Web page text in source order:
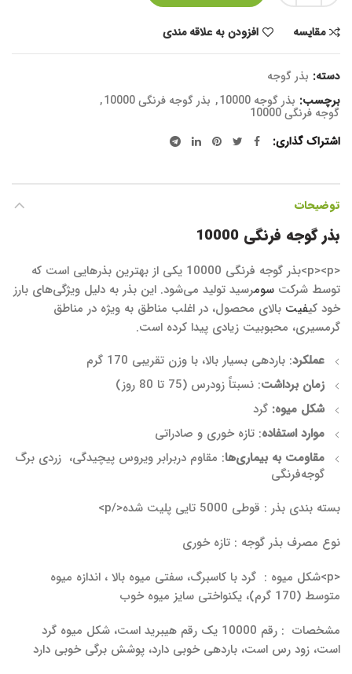
مقایسه افزودن به علاقه مندی
دسته: بذر گوجه
برچسب: بذر گوجه 10000 , بذر گوجه فرنگی 10000 ,
گوجه فرنگی 10000
اشتراک گذاری
توضیحات
بذر گوجه فرنگی 10000
<p><p>بذر گوجه فرنگی 10000 یکی از بهترین بذرهایی است که
توسط شرکت سومرسید تولید می‌شود. این بذر به دلیل ویژگی‌های بارز
خود کیفیت بالای محصول، در اغلب مناطق به ویژه در مناطق
گرمسیری، محبوبیت زیادی پیدا کرده است.
عملکرد: باردهی بسیار بالا، با وزن تقریبی 170 گرم
زمان برداشت: نسبتاً زودرس (75 تا 80 روز)
شکل میوه: گرد
موارد استفاده: تازه خوری و صادراتی
مقاومت به بیماری‌ها: مقاوم دربرابر ویروس پیچیدگی، زردی برگ
گوجه‌فرنگی
بسته بندی بذر : قوطی 5000 تایی پلیت شده</p>
نوع مصرف بذر گوجه : تازه خوری
<p>شکل میوه : گرد با کاسبرگ، سفتی میوه بالا ، اندازه میوه
متوسط (170 گرم)، یکنواختی سایز میوه خوب
مشخصات : رقم 10000 یک رقم هیبرید است، شکل میوه گرد
است، زود رس است، باردهی خوبی دارد، پوشش برگی خوبی دارد